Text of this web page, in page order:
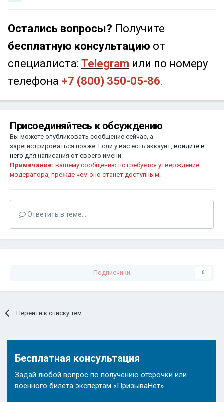
Остались вопросы? Получите
бесплатную консультацию от
специалиста: Telegram или по номеру
телефона +7 (800) 350-05-86.
Присоединяйтесь к обсуждению
Вы можете опубликовать сообщение сейчас, а
зарегистрироваться позже. Если у вас есть аккаунт, войдите в
него для написания от своего имени.
Примечание: вашему сообщению потребуется утверждение
модератора, прежде чем оно станет доступным.
Ответить в теме...
Подписчики 0
Перейти к списку тем
Бесплатная консультация
Задай любой вопрос по получению отсрочки или
военного билета экспертам «ПризываНет»